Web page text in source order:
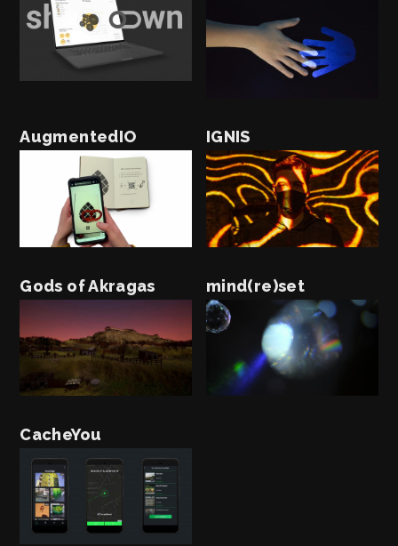
AugmentedIO IGNIS
Gods of Akragas mind(re)set
CacheYou